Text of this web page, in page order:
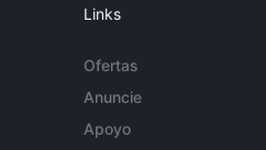
Links
Ofertas
Anuncie
Apoyo